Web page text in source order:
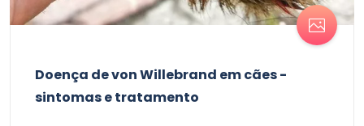
Doença de von Willebrand em cães -
sintomas e tratamento